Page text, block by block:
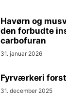
Havørn og
den forbudte
carbofuran
31. januar 2026
Fyrværkeri
31. december 2025